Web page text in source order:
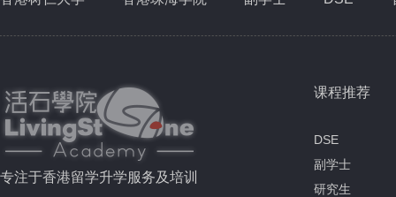
专注于香港留学升学服务及培训
课程推荐
DSE
副学士
研究生